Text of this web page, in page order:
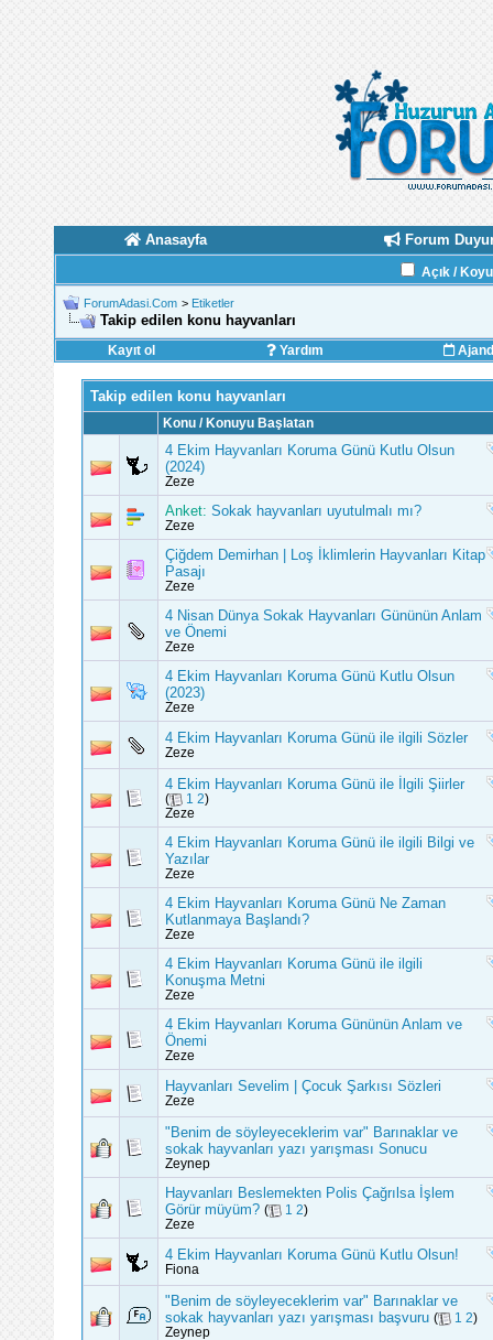
Anasayfa Forum
Açık /
ForumAdasi.Com > Etiketler
Takip edilen konu hayvanları
Kayıt ol Yardım
Takip edilen konu hayvanları
Konu / Konuyu Başlatan
4 Ekim Hayvanları Koruma Günü Kutlu Olsun
(2024)
Zeze
Anket: Sokak hayvanları uyutulmalı mı?
Zeze
Çiğdem Demirhan | Loş İklimlerin Hayvanları Kitap
Pasajı
Zeze
4 Nisan Dünya Sokak Hayvanları Gününün Anlam
ve Önemi
Zeze
4 Ekim Hayvanları Koruma Günü Kutlu Olsun
(2023)
Zeze
4 Ekim Hayvanları Koruma Günü ile ilgili Sözler
Zeze
4 Ekim Hayvanları Koruma Günü ile İlgili Şiirler
( 1 2)
Zeze
4 Ekim Hayvanları Koruma Günü ile ilgili Bilgi ve
Yazılar
Zeze
4 Ekim Hayvanları Koruma Günü Ne Zaman
Kutlanmaya Başlandı?
Zeze
4 Ekim Hayvanları Koruma Günü ile ilgili
Konuşma Metni
Zeze
4 Ekim Hayvanları Koruma Gününün Anlam ve
Önemi
Zeze
Hayvanları Sevelim | Çocuk Şarkısı Sözleri
Zeze
"Benim de söyleyeceklerim var" Barınaklar ve
sokak hayvanları yazı yarışması Sonucu
Zeynep
Hayvanları Beslemekten Polis Çağrılsa İşlem
Görür müyüm? ( 1 2)
Zeze
4 Ekim Hayvanları Koruma Günü Kutlu Olsun!
Fiona
"Benim de söyleyeceklerim var" Barınaklar ve
sokak hayvanları yazı yarışması başvuru ( 1 2)
Zeynep